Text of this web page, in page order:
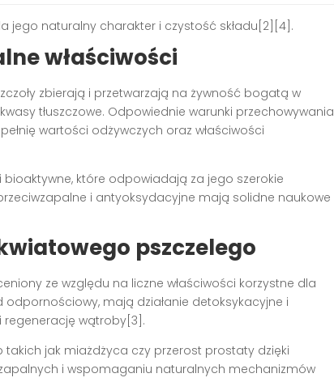
jego naturalny charakter i czystość składu[2][4].
właściwości
zbierają i przetwarzają na żywność bogatą w
tłuszczowe. Odpowiednie warunki przechowywania
wartości odżywczych oraz właściwości
bioaktywne, które odpowiadają za jego szerokie
i antyoksydacyjne mają solidne naukowe
pszczelego
ze względu na liczne właściwości korzystne dla
odpornościowy, mają działanie detoksykacyjne i
regenerację wątroby[3].
jak miażdżyca czy przerost prostaty dzięki
i wspomaganiu naturalnych mechanizmów